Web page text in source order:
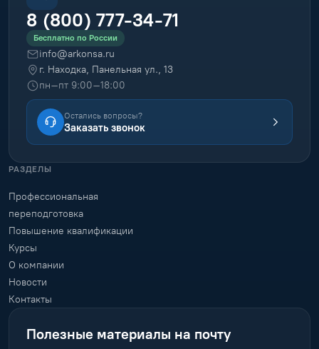
8 (800) 777-34-71
Бесплатно по России
info@arkonsa.ru
г. Находка, Панельная ул., 13
пн–пт 9:00–18:00
Остались вопросы?
Заказать звонок
РАЗДЕЛЫ
Профессиональная
переподготовка
Повышение квалификации
Курсы
О компании
Новости
Контакты
Полезные материалы на почту